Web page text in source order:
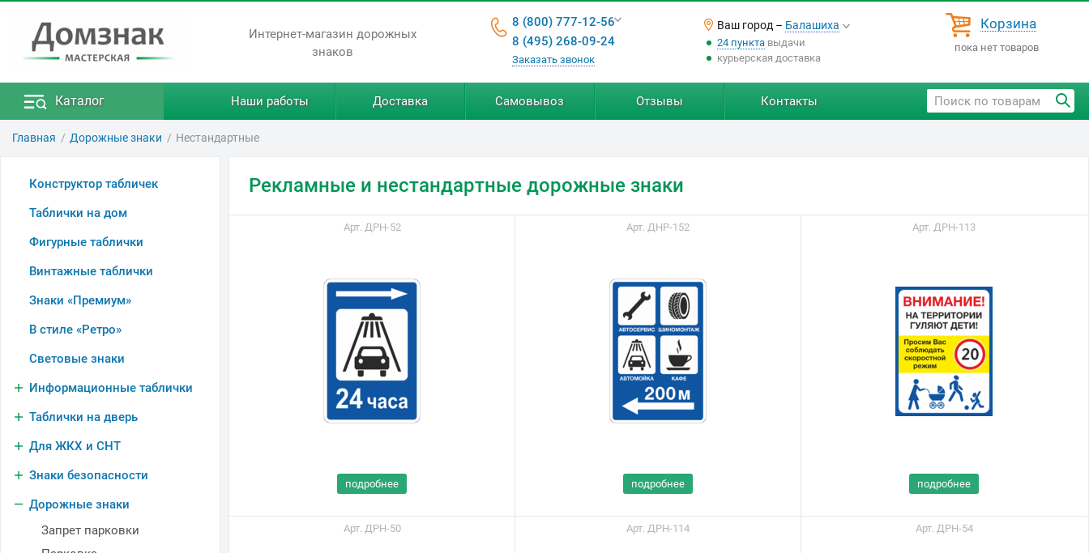
Интернет-магазин дорожных
знаков
8 (800) 777-12-56
8 (495) 268-09-24
Заказать звонок
Ваш город – Балашиха
24 пунктавыдачи
курьерская доставка
Корзина
пока нет товаров
Каталог Наши работы Доставка Самовывоз Отзывы Контакты
Главная Дорожные знаки Нестандартные
Конструктор табличек
Таблички на дом
Фигурные таблички
Винтажные таблички
Знаки «Премиум»
В стиле «Ретро»
Световые знаки
Информационные таблички
Таблички на дверь
Для ЖКХ и СНТ
Знаки безопасности
Дорожные знаки
Запрет парковки
Рекламные и нестандартные дорожные знаки
Арт. ДРН-52
подробнее
Арт. ДНР-152
подробнее
Арт. ДРН-113
подробнее
Арт. ДРН-50 Арт. ДРН-114 Арт. ДРН-54